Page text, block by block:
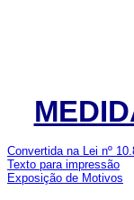
Convertida na Lei nº
Texto para impressão
Exposição de Motivos